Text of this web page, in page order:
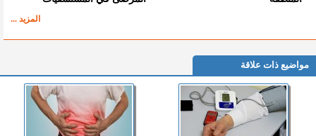
المزيد ...
مواضيع ذات علاقة